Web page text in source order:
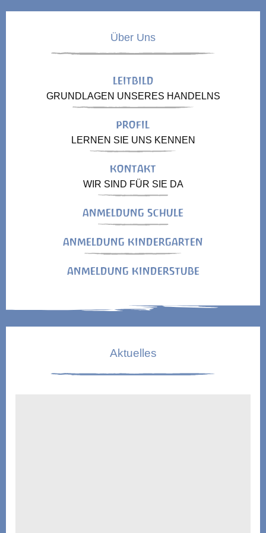
Über Uns
LEITBILD
GRUNDLAGEN UNSERES HANDELNS
PROFIL
LERNEN SIE UNS KENNEN
KONTAKT
WIR SIND FÜR SIE DA
ANMELDUNG SCHULE
ANMELDUNG KINDERGARTEN
ANMELDUNG KINDERSTUBE
Aktuelles